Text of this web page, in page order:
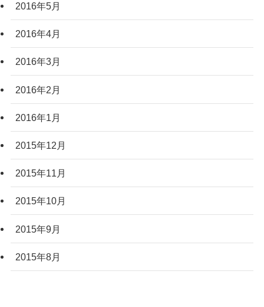
2016年5月
2016年4月
2016年3月
2016年2月
2016年1月
2015年12月
2015年11月
2015年10月
2015年9月
2015年8月